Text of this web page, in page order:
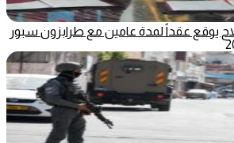
يوقع عقداً لمدة عامين مع طرابزون سبور